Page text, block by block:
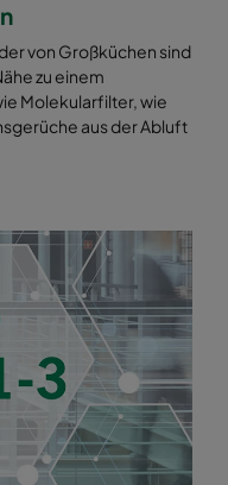
von Großküchen sind
zu einem
Molekularfilter, wie
aus der Abluft